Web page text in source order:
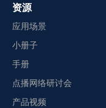
资源
应用场景
小册子
手册
点播网络研讨会
产品视频